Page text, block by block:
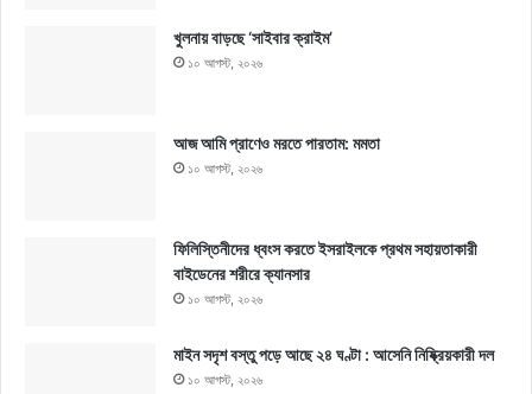
খুলনায় বাড়ছে ‘সাইবার ক্রাইম’
১০ আগস্ট, ২০২৬
আজ আমি প্রাণেও মরতে পারতাম: মমতা
১০ আগস্ট, ২০২৬
ফিলিস্তিনীদের ধ্বংস করতে ইসরাইলকে প্রথম সহায়তাকারী
বাইডেনের শরীরে ক্যানসার
১০ আগস্ট, ২০২৬
মাইন সদৃশ বস্তু পড়ে আছে ২৪ ঘণ্টা : আসেনি নিষ্ক্রিয়কারী দল
১০ আগস্ট, ২০২৬